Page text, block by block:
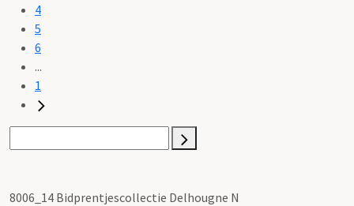
4
5
6
...
1
8006_14 Bidprentjescollectie Delhougne N